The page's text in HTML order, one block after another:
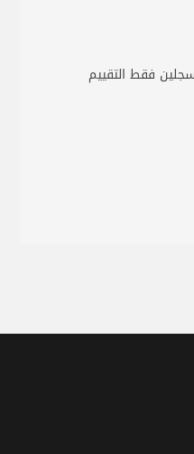
فقط التقييم